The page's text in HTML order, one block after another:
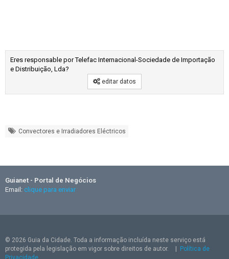
Eres responsable por Telefac Internacional-Sociedade de Importação
e Distribuição, Lda?
editar datos
Convectores e Irradiadores Eléctricos
Guianet - Portal de Negócios
Email: clique para enviar
© 2026 Guia da Cidade. Toda a informação incluída neste serviço está
protegida pela legislação em vigor sobre direitos de autor.
Política de
Privacidade